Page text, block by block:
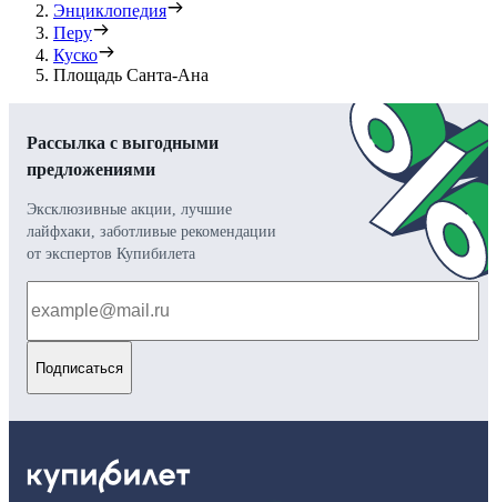
Энциклопедия
Перу
Куско
Площадь Санта-Ана
Рассылка с выгодными
предложениями
Эксклюзивные акции, лучшие
лайфхаки, заботливые рекомендации
от экспертов Купибилета
Подписаться